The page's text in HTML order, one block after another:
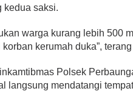
kedua saksi.
warga kurang lebih 500
kerumah duka”,
Polsek
langsung mendatangi